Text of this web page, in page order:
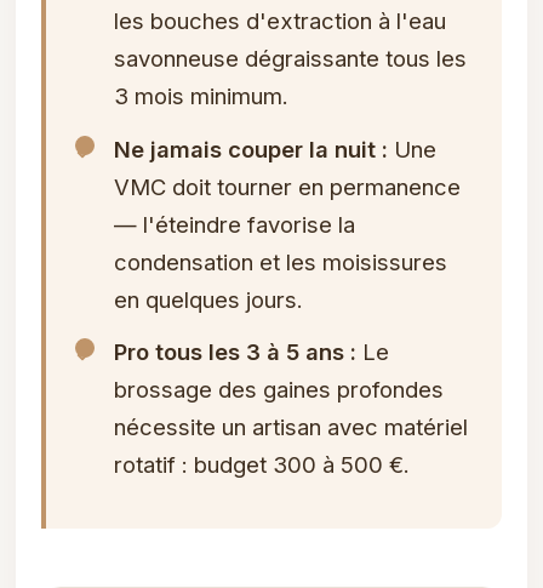
les bouches d'extraction à l'eau
savonneuse dégraissante tous les
3 mois minimum.
Ne jamais couper la nuit : Une
VMC doit tourner en permanence
— l'éteindre favorise la
condensation et les moisissures
en quelques jours.
Pro tous les 3 à 5 ans : Le
brossage des gaines profondes
nécessite un artisan avec matériel
rotatif : budget 300 à 500 €.